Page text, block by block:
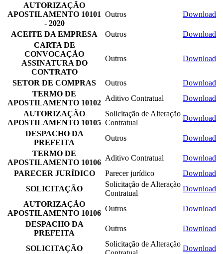
AUTORIZAÇÃO
APOSTILAMENTO 10101
- 2020
Outros Download
ACEITE DA EMPRESA Outros
Download
CARTA DE
CONVOCAÇÃO
ASSINATURA DO
CONTRATO
Outros Download
SETOR DE COMPRAS Outros
Download
TERMO DE
APOSTILAMENTO 10102
Aditivo Contratual
Download
AUTORIZAÇÃO
APOSTILAMENTO 10105
Solicitação de Alteração
Contratual
Download
DESPACHO DA
PREFEITA
Outros
Download
TERMO DE
APOSTILAMENTO 10106
Aditivo Contratual
Download
PARECER JURÍDICO
Parecer jurídico
Download
SOLICITAÇÃO
Solicitação de Alteração
Contratual
Download
AUTORIZAÇÃO
APOSTILAMENTO 10106
Outros
Download
DESPACHO DA
PREFEITA
Outros Download
SOLICITAÇÃO
Solicitação de Alteração
Download